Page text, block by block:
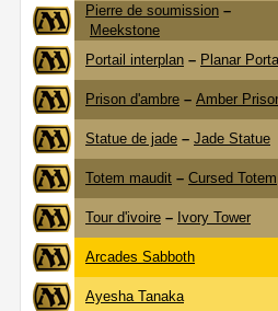
Pierre de soumission –
Meekstone
Portail interplan – Planar
Prison d'ambre – Amber
Statue de jade – Jade Statue
Totem maudit – Cursed Totem
Tour d'ivoire – Ivory Tower
Arcades Sabboth
Ayesha Tanaka